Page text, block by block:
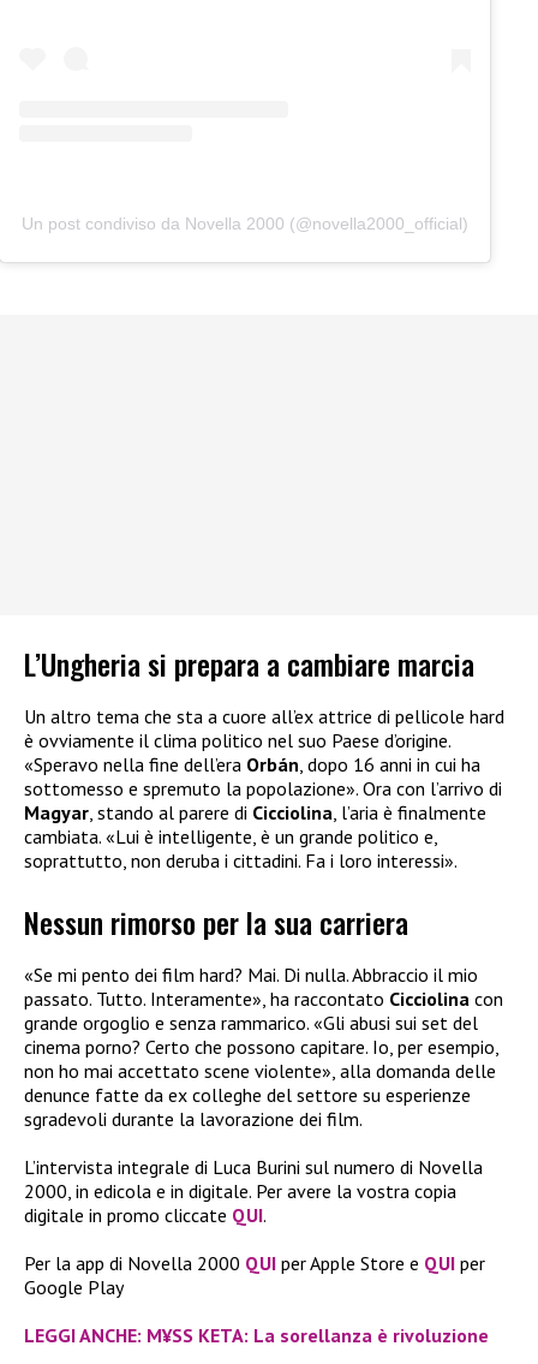
Un post condiviso da Novella 2000 (@novella2000_official)
L’Ungheria si prepara a cambiare marcia
Un altro tema che sta a cuore all’ex attrice di pellicole hard
è ovviamente il clima politico nel suo Paese d’origine.
«Speravo nella fine dell’era Orbán, dopo 16 anni in cui ha
sottomesso e spremuto la popolazione». Ora con l’arrivo di
Magyar, stando al parere di Cicciolina, l’aria è finalmente
cambiata. «Lui è intelligente, è un grande politico e,
soprattutto, non deruba i cittadini. Fa i loro interessi».
Nessun rimorso per la sua carriera
«Se mi pento dei film hard? Mai. Di nulla. Abbraccio il mio
passato. Tutto. Interamente», ha raccontato Cicciolina con
grande orgoglio e senza rammarico. «Gli abusi sui set del
cinema porno? Certo che possono capitare. Io, per esempio,
non ho mai accettato scene violente», alla domanda delle
denunce fatte da ex colleghe del settore su esperienze
sgradevoli durante la lavorazione dei film.
L’intervista integrale di Luca Burini sul numero di Novella
2000, in edicola e in digitale. Per avere la vostra copia
digitale in promo cliccate QUI.
Per la app di Novella 2000 QUI per Apple Store e QUI per
Google Play
LEGGI ANCHE: M¥SS KETA: La sorellanza è rivoluzione